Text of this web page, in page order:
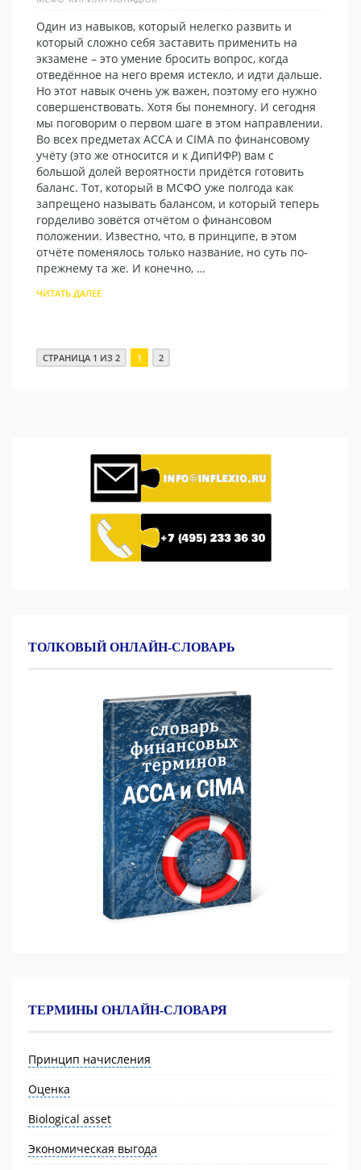
Один из навыков, который нелегко развить и
который сложно себя заставить применить на
экзамене – это умение бросить вопрос, когда
отведённое на него время истекло, и идти дальше.
Но этот навык очень уж важен, поэтому его нужно
совершенствовать. Хотя бы понемногу. И сегодня
мы поговорим о первом шаге в этом направлении.
Во всех предметах ACCA и CIMA по финансовому
учёту (это же относится и к ДипИФР) вам с
большой долей вероятности придётся готовить
баланс. Тот, который в МСФО уже полгода как
запрещено называть балансом, и который теперь
горделиво зовётся отчётом о финансовом
положении. Известно, что, в принципе, в этом
отчёте поменялось только название, но суть по-
прежнему та же. И конечно, …
ЧИТАТЬ ДАЛЕЕ
СТРАНИЦА 1 ИЗ 2 1 2
ТОЛКОВЫЙ ОНЛАЙН-СЛОВАРЬ
ТЕРМИНЫ ОНЛАЙН-СЛОВАРЯ
Принцип начисления
Оценка
Biological asset
Экономическая выгода